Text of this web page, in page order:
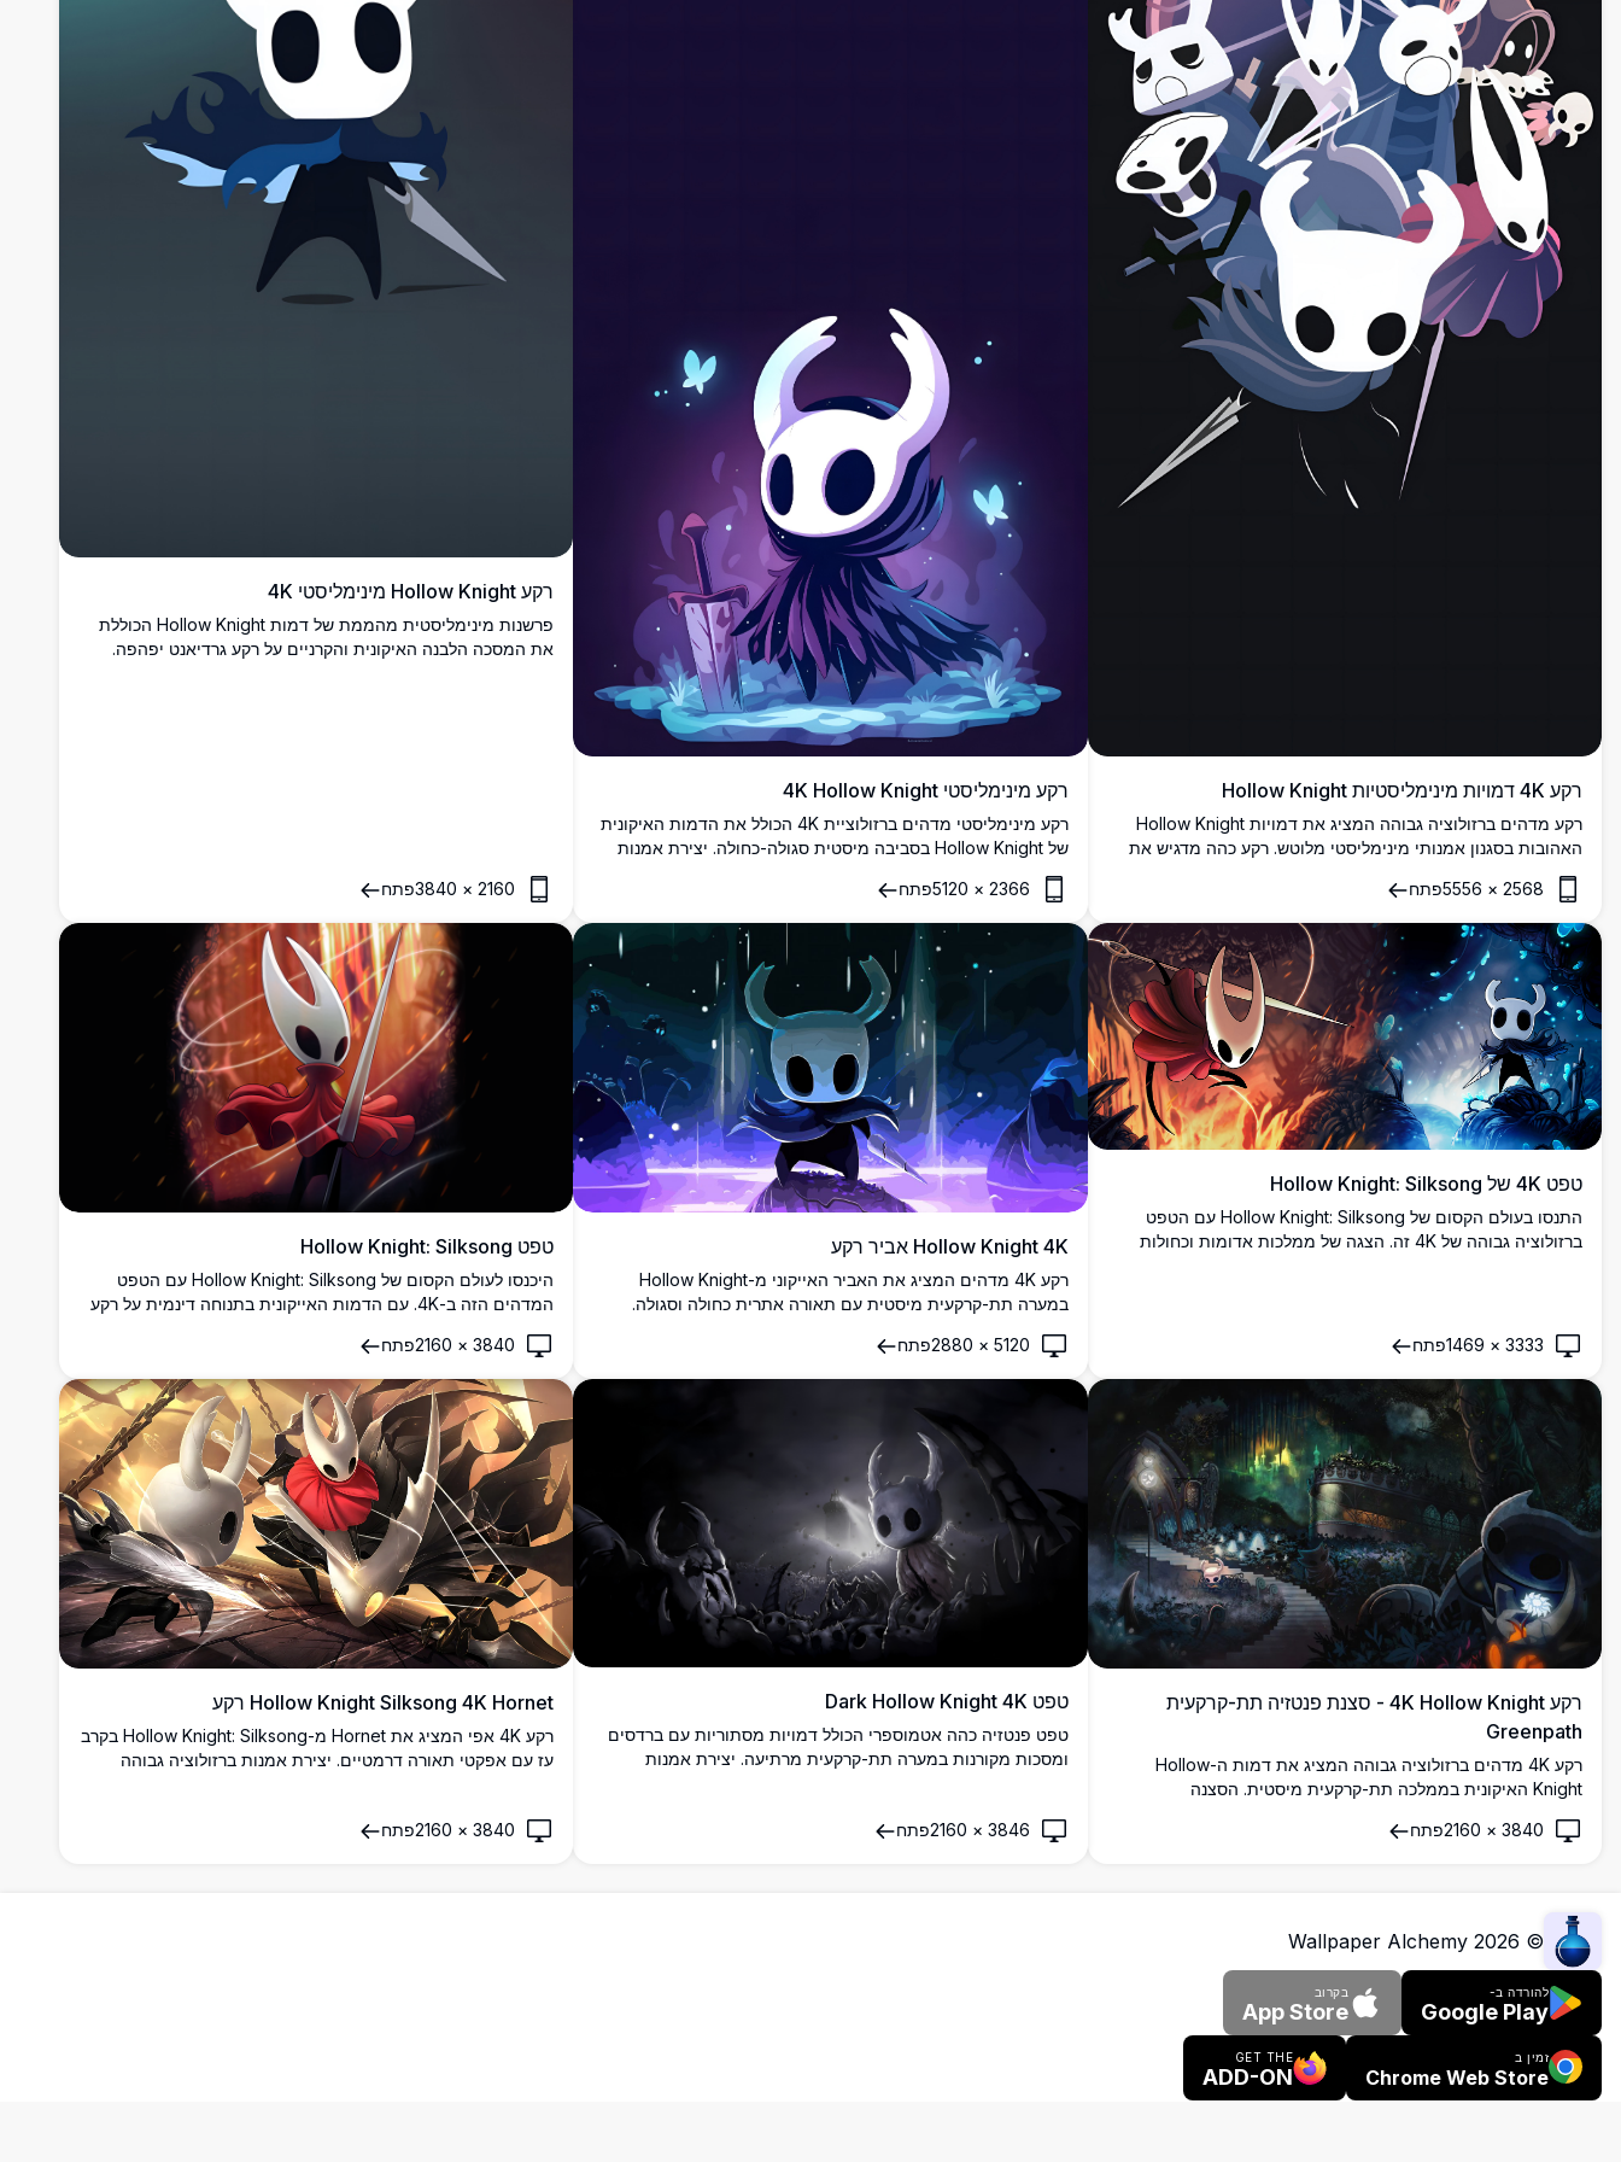
רקע 4K דמויות מינימליסטיות Hollow Knight
רקע מדהים ברזולוציה גבוהה המציג את דמויות Hollow Knight
האהובות בסגנון אמנותי מינימליסטי מלוטש. רקע כהה מדגיש את
היצורים האיקוניים עם המסכות הלבנות עם הטעמים הסגולים
והכחולים העדינים, יוצר אסתטיקת גיימינג אלגנטית מושלמת לכל
תצוגה.
2568
×
5556פתח
רקע מינימליסטי 4K Hollow Knight
רקע מינימליסטי מדהים ברזולוציית 4K הכולל את הדמות האיקונית
של Hollow Knight בסביבה מיסטית סגולה-כחולה. יצירת אמנות
ברזולוציה גבוהה המציגה את האביר עם פרפרים אתריים וחרב
בסצינה חלומית ואטמוספרית המושלמת לכל מסך.
2366
×
5120פתח
רקע Hollow Knight מינימליסטי 4K
פרשנות מינימליסטית מהממת של דמות Hollow Knight הכוללת
את המסכה הלבנה האיקונית והקרניים על רקע גרדיאנט יפהפה.
2160
×
3840פתח
טפט 4K של Hollow Knight: Silksong
התנסו בעולם הקסום של Hollow Knight: Silksong עם הטפט
ברזולוציה גבוהה של 4K זה. הצגה של ממלכות אדומות וכחולות
3333
×
1469פתח
Hollow Knight 4K אביר רקע
רקע 4K מדהים המציג את האביר האייקוני מ-Hollow Knight
במערה תת-קרקעית מיסטית עם תאורה אתרית כחולה וסגולה.
מסמר בסביבת מערה אטמוספרית, מושלם לתצוגות שולחן עבודה.
5120
×
2880פתח
טפט Hollow Knight: Silksong
היכנסו לעולם הקסום של Hollow Knight: Silksong עם הטפט
המדהים הזה ב-4K. עם הדמות האייקונית בתנוחה דינמית על רקע
ההרפתקה והמסתורין של המשחק.
3840
×
2160פתח
רקע 4K Hollow Knight - סצנת פנטזיה תת-קרקעית
Greenpath
רקע 4K מדהים ברזולוציה גבוהה המציג את דמות ה-Hollow
Knight האיקונית בממלכה תת-קרקעית מיסטית. הסצנה
הריסות מסתוריות ואפקטי תאורה אתריים. מושלם עבור חובבי
3840
×
2160פתח
טפט Dark Hollow Knight 4K
טפט פנטזיה כהה אטמוספרי הכולל דמויות מסתוריות עם ברדסים
ומסכות מקורנות במערה תת-קרקעית מרתיעה. יצירת אמנות
3846
×
2160פתח
Hollow Knight Silksong 4K Hornet רקע
רקע 4K אפי המציג את Hornet מ-Hollow Knight: Silksong בקרב
עז עם אפקטי תאורה דרמטיים. יצירת אמנות ברזולוציה גבוהה
3840
×
2160פתח
©
2026
Wallpaper Alchemy
להורדה ב-
Google Play
בקרוב
App Store
זמין ב
Chrome Web Store
GET THE
ADD-ON